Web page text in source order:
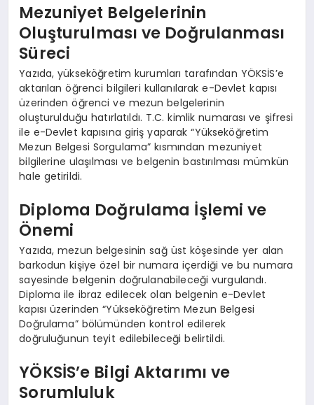
Mezuniyet Belgelerinin
Oluşturulması ve Doğrulanması
Süreci
Yazıda, yükseköğretim kurumları tarafından YÖKSİS’e
aktarılan öğrenci bilgileri kullanılarak e-Devlet kapısı
üzerinden öğrenci ve mezun belgelerinin
oluşturulduğu hatırlatıldı. T.C. kimlik numarası ve şifresi
ile e-Devlet kapısına giriş yaparak “Yükseköğretim
Mezun Belgesi Sorgulama” kısmından mezuniyet
bilgilerine ulaşılması ve belgenin bastırılması mümkün
hale getirildi.
Diploma Doğrulama İşlemi ve
Önemi
Yazıda, mezun belgesinin sağ üst köşesinde yer alan
barkodun kişiye özel bir numara içerdiği ve bu numara
sayesinde belgenin doğrulanabileceği vurgulandı.
Diploma ile ibraz edilecek olan belgenin e-Devlet
kapısı üzerinden “Yükseköğretim Mezun Belgesi
Doğrulama” bölümünden kontrol edilerek
doğruluğunun teyit edilebileceği belirtildi.
YÖKSİS’e Bilgi Aktarımı ve
Sorumluluk